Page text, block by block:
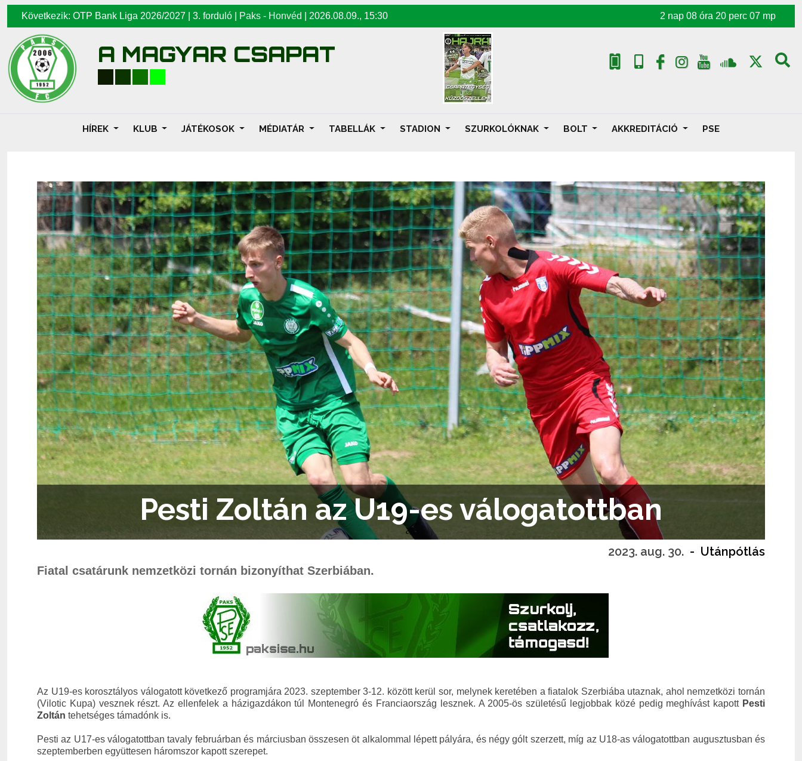
Következik: OTP Bank Liga 2026/2027 | 3. forduló | Paks - Honvéd 2026.08.09., 15:30 2 nap 08 óra 20 perc 05 mp
A MAGYAR CSAPAT
HÍREK KLUB JÁTÉKOSOK MÉDIATÁR TABELLÁK STADION SZURKOLÓKNAK BOLT AKKREDITÁCIÓ PSE
Pesti Zoltán az U19-es válogatottban
2023. aug. 30. - Utánpótlás
Fiatal csatárunk nemzetközi tornán bizonyíthat Szerbiában.
Az U19-es korosztályos válogatott következő programjára 2023. szeptember 3-12. között kerül sor, melynek keretében a fiatalok Szerbiába utaznak, ahol nemzetközi tornán
(Vilotic Kupa) vesznek részt. Az ellenfelek a házigazdákon túl Montenegró és Franciaország lesznek. A 2005-ös születésű legjobbak közé pedig meghívást kapott Pesti
Zoltán tehetséges támadónk is.
Pesti az U17-es válogatottban tavaly februárban és márciusban összesen öt alkalommal lépett pályára, és négy gólt szerzett, míg az U18-as válogatottban augusztusban és
szeptemberben együttesen háromszor kapott szerepet.